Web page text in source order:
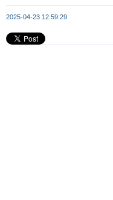
2025-04-23 12:59:29